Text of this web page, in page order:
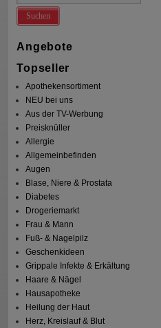
Suchen
Angebote
Topseller
Apothekensortiment
NEU bei uns
Aus der TV-Werbung
Preisknüller
Allergie
Allgemeinbefinden
Augen
Blase, Niere & Prostata
Diabetes
Drogeriemarkt
Frau & Mann
Fuß- & Nagelpilz
Geschenkideen
Grippale Infekte & Erkältung
Haare & Nägel
Hausapotheke
Heilung der Haut
Herz, Kreislauf & Blut